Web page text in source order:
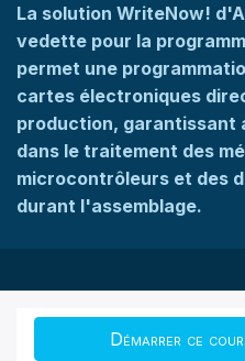
La solution WriteNow!
vedette pour la
permet une
cartes électroniques
production, garantissant
dans le traitement des
microcontrôleurs et des
durant l'assemblage.
Démarrer ce